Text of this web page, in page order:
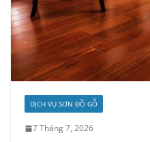
DỊCH VỤ SƠN ĐỒ GỖ
7 Tháng 7, 2026